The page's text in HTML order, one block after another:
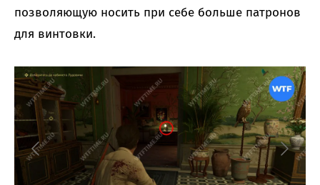
позволяющую носить при себе больше патронов
для винтовки.